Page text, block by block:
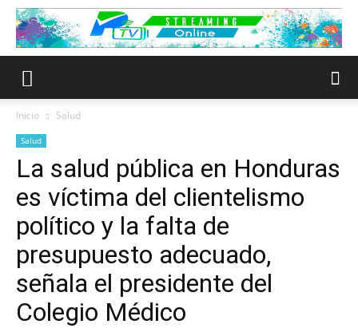
Inicio Salud
Salud
La salud pública en Honduras
es víctima del clientelismo
político y la falta de
presupuesto adecuado,
señala el presidente del
Colegio Médico